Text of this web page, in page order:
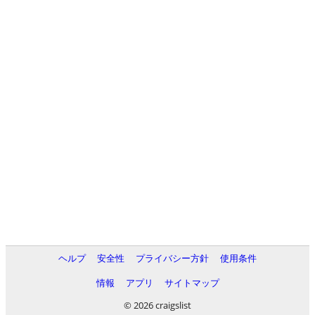
ヘルプ 安全性 プライバシー方針
使用条件
情報
アプリ
サイトマップ
© 2026 craigslist